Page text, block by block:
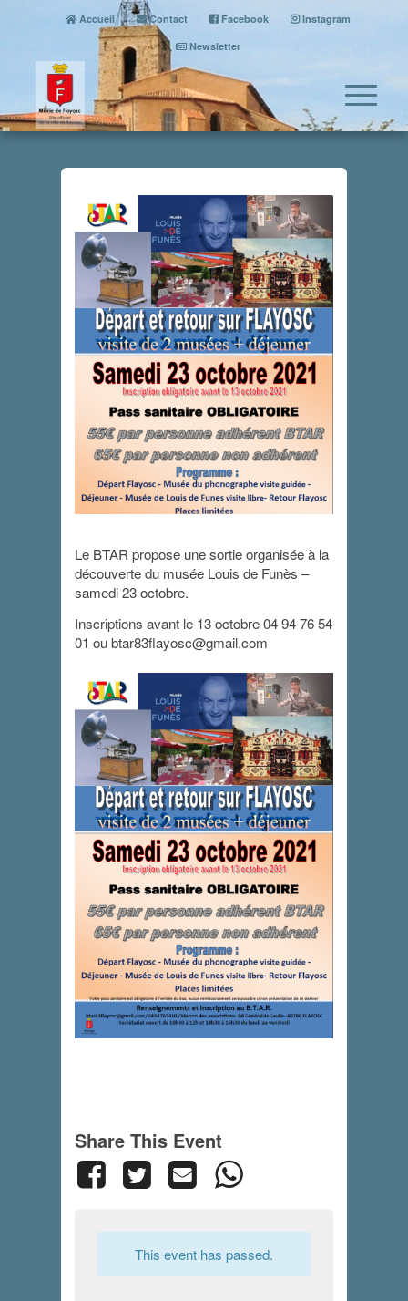
Accueil Contact Facebook
Instagram
Newsletter
Sortie Louis de
Funès
23 octobre 2021
Le BTAR propose une sortie organisée à la
découverte du musée Louis de Funès –
samedi 23 octobre.
Inscriptions avant le 13 octobre 04 94 76 54
01 ou btar83flayosc@gmail.com
Share This Event
This event has passed.